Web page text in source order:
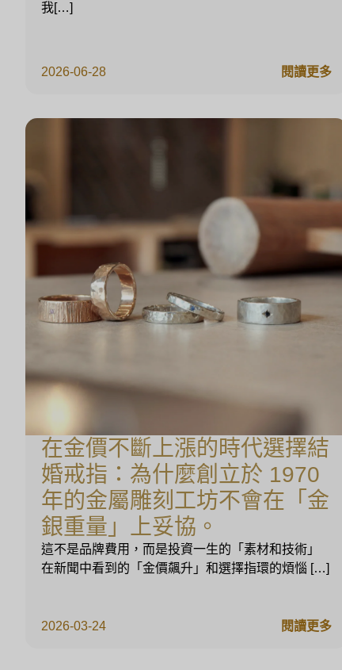
2026-06-28
我[…]
閱讀更多
在金價不斷上漲的時代選擇結
婚戒指：為什麼創立於 1970
年的金屬雕刻工坊不會在「金
銀重量」上妥協。
2026-03-24
這不是品牌費用，而是投資一生的「素材和技術」
在新聞中看到的「金價飆升」和選擇指環的煩惱 […]
閱讀更多